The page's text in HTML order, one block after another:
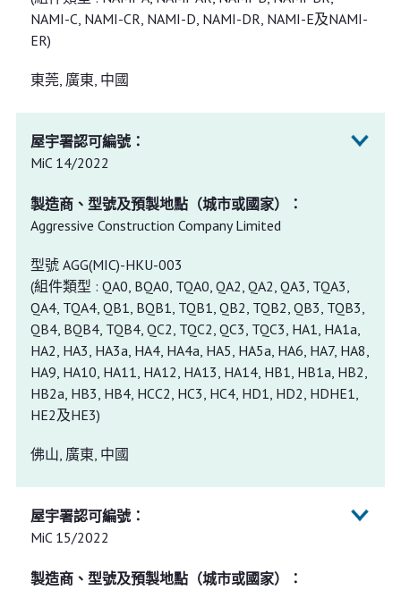
NAMI-C, NAMI-CR, NAMI-D, NAMI-DR, NAMI-E及NAMI-
ER)
東莞, 廣東, 中國
MiC 14/2022
Aggressive Construction Company Limited
型號 AGG(MIC)-HKU-003
(組件類型 : QA0, BQA0, TQA0, QA2, QA2, QA3, TQA3,
QA4, TQA4, QB1, BQB1, TQB1, QB2, TQB2, QB3, TQB3,
QB4, BQB4, TQB4, QC2, TQC2, QC3, TQC3, HA1, HA1a,
HA2, HA3, HA3a, HA4, HA4a, HA5, HA5a, HA6, HA7, HA8,
HA9, HA10, HA11, HA12, HA13, HA14, HB1, HB1a, HB2,
HB2a, HB3, HB4, HCC2, HC3, HC4, HD1, HD2, HDHE1,
HE2及HE3)
佛山, 廣東, 中國
MiC 15/2022